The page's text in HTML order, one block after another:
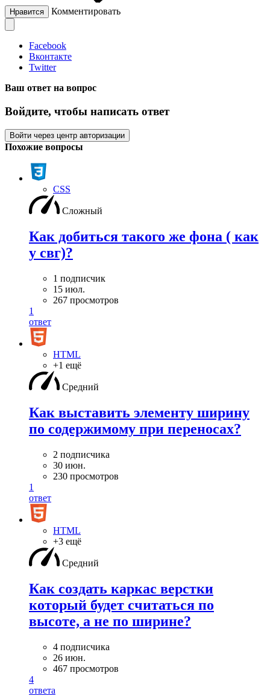
Нравится Комментировать
Facebook
Вконтакте
Twitter
Ваш ответ на вопрос
Войдите, чтобы написать ответ
Войти через центр авторизации
Похожие вопросы
CSS
Сложный
Как добиться такого же фона ( как
у свг)?
1 подписчик
15 июл.
267 просмотров
1
ответ
HTML
+1 ещё
Средний
Как выставить элементу ширину
по содержимому при переносах?
2 подписчика
30 июн.
230 просмотров
1
ответ
HTML
+3 ещё
Средний
Как создать каркас верстки
который будет считаться по
высоте, а не по ширине?
4 подписчика
26 июн.
467 просмотров
4
ответа